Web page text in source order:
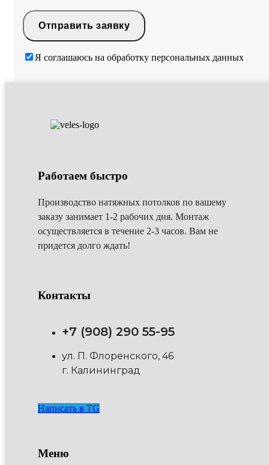
Я соглашаюсь на обработку персональных данных
Работаем быстро
Производство натяжных потолков по вашему
заказу занимает 1-2 рабочих дня. Монтаж
осуществляется в течение 2-3 часов. Вам не
придется долго ждать!
Контакты
+7 (908) 290 55-95
ул. П. Флоренского, 46
г. Калининград
Написать в TG
Меню